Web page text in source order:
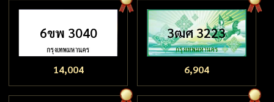
6ขพ 3040
14,004
3ฒศ 3223
6,904